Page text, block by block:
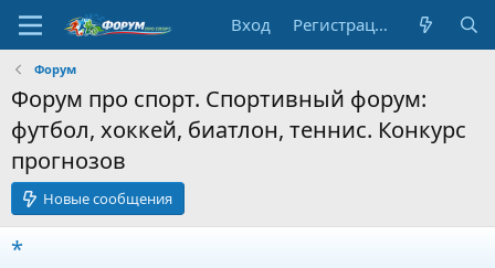
Вход Регистрация
Форум
Форум про спорт. Спортивный форум:
футбол, хоккей, биатлон, теннис. Конкурс
прогнозов
Новые сообщения
*